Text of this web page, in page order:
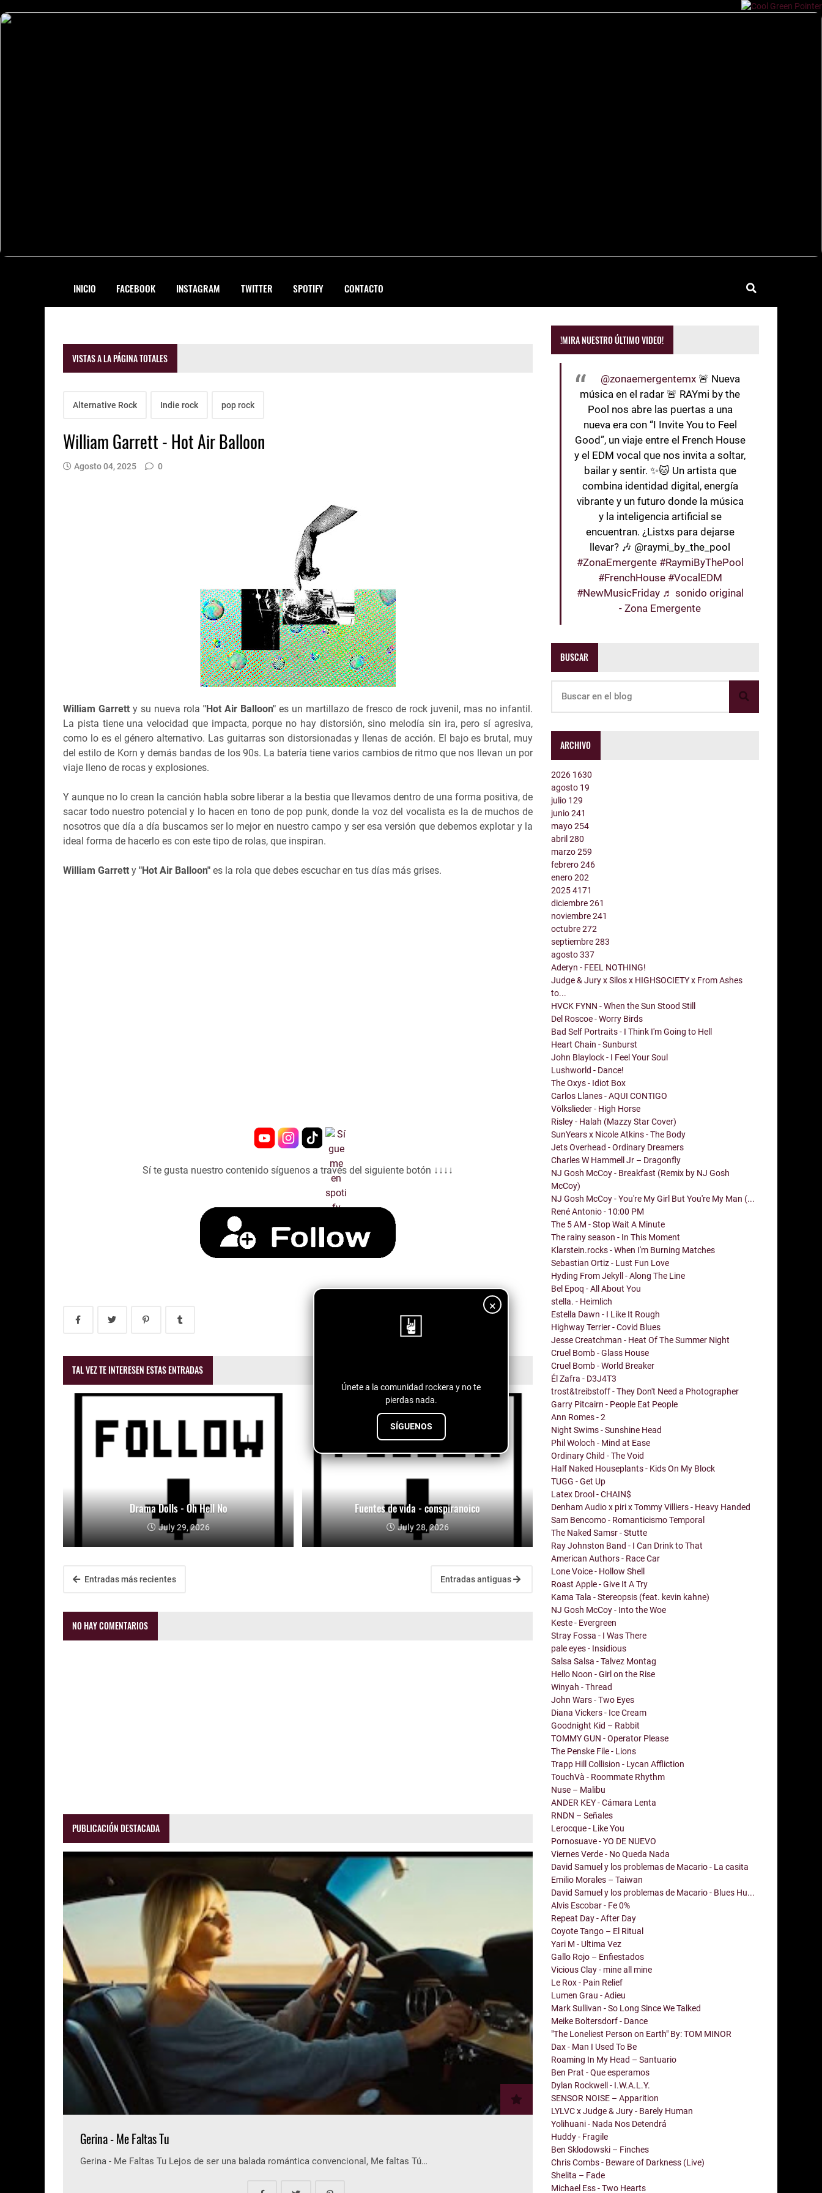
INICIO FACEBOOK INSTAGRAM TWITTER SPOTIFY CONTACTO
×
Únete a la comunidad rockera y no te
pierdas nada.
SÍGUENOS
VISTAS A LA PÁGINA TOTALES
Alternative Rock Indie rock pop rock
William Garrett - Hot Air Balloon
Agosto 04, 2025 0
William Garrett y su nueva rola "Hot Air Balloon" es un martillazo de fresco de rock juvenil, mas no infantil.
La pista tiene una velocidad que impacta, porque no hay distorsión, sino melodía sin ira, pero sí agresiva,
como lo es el género alternativo. Las guitarras son distorsionadas y llenas de acción. El bajo es brutal, muy
del estilo de Korn y demás bandas de los 90s. La batería tiene varios cambios de ritmo que nos llevan un por
viaje lleno de rocas y explosiones.
Y aunque no lo crean la canción habla sobre liberar a la bestia que llevamos dentro de una forma positiva, de
sacar todo nuestro potencial y lo hacen en tono de pop punk, donde la voz del vocalista es la de muchos de
nosotros que día a día buscamos ser lo mejor en nuestro campo y ser esa versión que debemos explotar y la
ideal forma de hacerlo es con este tipo de rolas, que inspiran.
William Garrett y "Hot Air Balloon" es la rola que debes escuchar en tus días más grises.
Sí te gusta nuestro contenido síguenos a través del siguiente botón ↓↓↓↓
TAL VEZ TE INTERESEN ESTAS ENTRADAS
Drama Dolls - Oh Hell No
July 29, 2026
Fuentes de vida - conspiranoico
July 28, 2026
Entradas más recientes Entradas antiguas
NO HAY COMENTARIOS
PUBLICACIÓN DESTACADA
Gerina - Me Faltas Tu
Gerina - Me Faltas Tu Lejos de ser una balada romántica convencional, Me faltas Tú…
!MIRA NUESTRO ÚLTIMO VIDEO!
@zonaemergentemx 🚨 Nueva
música en el radar 🚨 RAYmi by the
Pool nos abre las puertas a una
nueva era con “I Invite You to Feel
Good”, un viaje entre el French House
y el EDM vocal que nos invita a soltar,
bailar y sentir. ✨🐱 Un artista que
combina identidad digital, energía
vibrante y un futuro donde la música
y la inteligencia artificial se
encuentran. ¿Listxs para dejarse
llevar? 🎶 @raymi_by_the_pool
#ZonaEmergente #RaymiByThePool
#FrenchHouse #VocalEDM
#NewMusicFriday ♬ sonido original
- Zona Emergente
BUSCAR
ARCHIVO
2026 1630
agosto 19
julio 129
junio241
mayo254
abril280
marzo259
febrero246
enero202
20254171
diciembre261
noviembre241
octubre272
septiembre283
agosto337
Aderyn - FEEL NOTHING!
Judge & Jury x Silos x HIGHSOCIETY x From Ashes
to...
HVCK FYNN - When the Sun Stood Still
Del Roscoe - Worry Birds
Bad Self Portraits - I Think I'm Going to Hell
Heart Chain - Sunburst
John Blaylock - I Feel Your Soul
Lushworld - Dance!
The Oxys - Idiot Box
Carlos Llanes - AQUI CONTIGO
Völkslieder - High Horse
Risley - Halah (Mazzy Star Cover)
SunYears x Nicole Atkins - The Body
Jets Overhead - Ordinary Dreamers
Charles W Hammell Jr – Dragonfly
NJ Gosh McCoy - Breakfast (Remix by NJ Gosh
McCoy)
NJ Gosh McCoy - You're My Girl But You're My Man (...
René Antonio - 10:00 PM
The 5 AM - Stop Wait A Minute
The rainy season - In This Moment
Klarstein.rocks - When I'm Burning Matches
Sebastian Ortiz - Lust Fun Love
Hyding From Jekyll - Along The Line
Bel Epoq - All About You
stella. - Heimlich
Estella Dawn - I Like It Rough
Highway Terrier - Covid Blues
Jesse Creatchman - Heat Of The Summer Night
Cruel Bomb - Glass House
Cruel Bomb - World Breaker
Él Zafra - D3J4T3
trost&treibstoff - They Don't Need a Photographer
Garry Pitcairn - People Eat People
Ann Romes - 2
Night Swims - Sunshine Head
Phil Woloch - Mind at Ease
Ordinary Child - The Void
Half Naked Houseplants - Kids On My Block
TUGG - Get Up
Latex Drool - CHAIN$
Denham Audio x piri x Tommy Villiers - Heavy Handed
Sam Bencomo - Romanticismo Temporal
The Naked Samsr - Stutte
Ray Johnston Band - I Can Drink to That
American Authors - Race Car
Lone Voice - Hollow Shell
Roast Apple - Give It A Try
Kama Tala - Stereopsis (feat. kevin kahne)
NJ Gosh McCoy - Into the Woe
Keste - Evergreen
Stray Fossa - I Was There
pale eyes - Insidious
Salsa Salsa - Talvez Montag
Hello Noon - Girl on the Rise
Winyah - Thread
John Wars - Two Eyes
Diana Vickers - Ice Cream
Goodnight Kid – Rabbit
TOMMY GUN - Operator Please
The Penske File - Lions
Trapp Hill Collision - Lycan Affliction
TouchVà - Roommate Rhythm
Nuse – Malibu
ANDER KEY - Cámara Lenta
RNDN – Señales
Lerocque - Like You
Pornosuave - YO DE NUEVO
Viernes Verde - No Queda Nada
David Samuel y los problemas de Macario - La casita
Emilio Morales – Taiwan
David Samuel y los problemas de Macario - Blues Hu...
Alvis Escobar - Fe 0%
Repeat Day - After Day
Coyote Tango – El Ritual
Yari M - Ultima Vez
Gallo Rojo – Enfiestados
Vicious Clay - mine all mine
Le Rox - Pain Relief
Lumen Grau - Adieu
Mark Sullivan - So Long Since We Talked
Meike Boltersdorf - Dance
"The Loneliest Person on Earth" By: TOM MINOR
Dax - Man I Used To Be
Roaming In My Head – Santuario
Ben Prat - Que esperamos
Dylan Rockwell - I.W.A.L.Y.
SENSOR NOISE – Apparition
LYLVC x Judge & Jury - Barely Human
Yolihuani - Nada Nos Detendrá
Huddy - Fragile
Ben Sklodowski – Finches
Chris Combs - Beware of Darkness (Live)
Shelita – Fade
Michael Ess - Two Hearts